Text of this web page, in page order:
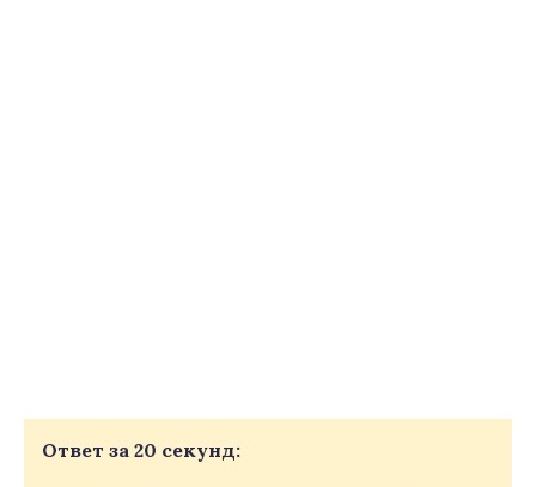
Ответ за 20 секунд: